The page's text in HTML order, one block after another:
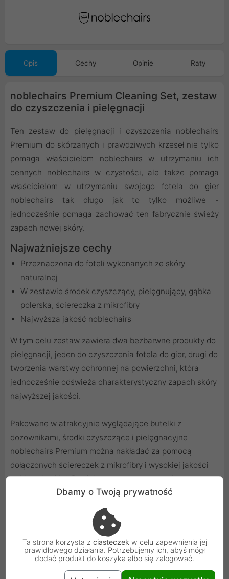
Opis Cechy Opinie Raty
noblechairs Premium Cleaning Set, zestaw
do czyszczenia i pielęgnacji
Ten zestaw do pielęgnacji i czyszczenia noblechairs
Premium do skórzanych i prawdziwych krzeseł nie tylko
pomaga właścicielom noblechairs w utrzymaniu ich
cennych noblechairs w czystości, ale także pomaga
właścicielom w utrzymaniu swojego fotela do gier
noblechairs tak długo jak to tylko możliwe -
jednocześnie pomaga zachować ten fabrycznie świeży
zapach nowej skóry.
Najważniejsze cechy
Przeznaczona do foteli wykonanych ze skóry
naturalnej
W zestawie środek czyszczący, pielęgnujący, gąbka
polerska, ściereczka z mikrofibry
Najwyższa jakość noblechairs
W tym celu zestaw zawiera dwa bezbarwne produkty do
pielęgnacji, jeden do czyszczenia fotela do gier, drugi do
tworzenia warstwy ochronnej na powierzchni, która
jednocześnie odświeża charakterystyczny zapach skóry
najwyższej jakości.
Pakowane w atrakcyjnie wyglądające butelki z
dozownikami, środki czyszczące i pielęgnacyjne
noblechairs Premium można nakładać za pomocą
dołączonych ściereczek z mikrofibry i wysokiej jakości
gąbki polerskiej. Produkty czyszczące są pakowane
razem w wysokiej jakości opakowania, które kojarzone
są przez wszystkich właścicieli znających markę
Zawartość opakowania
Dbamy o Twoją prywatność
Ta strona korzysta z ciasteczek w celu zapewnienia jej
prawidłowego działania. Potrzebujemy ich, abyś mógł
dodać produkt do koszyka albo się zalogować.